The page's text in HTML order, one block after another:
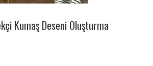
Kumaş Deseni Oluşturma